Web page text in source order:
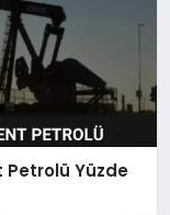
Petrolü Yüzde